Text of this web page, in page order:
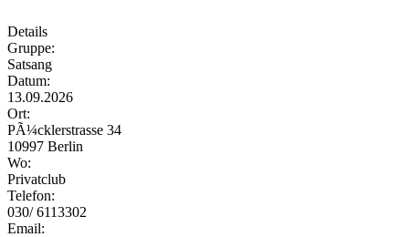
Details
Gruppe:
Satsang
Datum:
13.09.2026
Ort:
PÃ¼cklerstrasse 34
10997 Berlin
Wo:
Privatclub
Telefon:
030/ 6113302
Email: